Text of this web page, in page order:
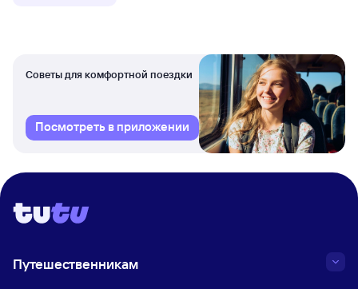
Советы для комфортной поездки
Посмотреть в приложении
Путешественникам